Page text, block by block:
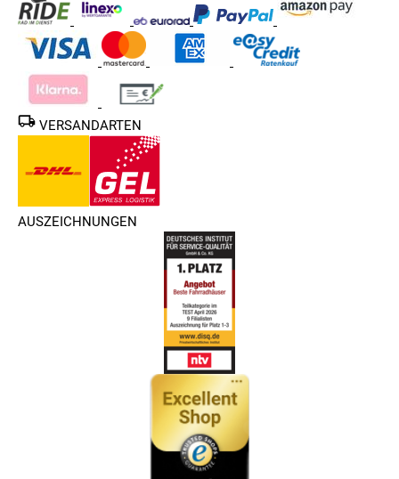
breite und grobstollige Reifen von Schwalbe
VERSANDARTEN
AUSZEICHNUNGEN